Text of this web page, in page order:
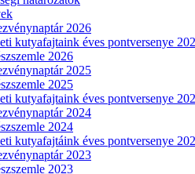
2026
kutyafajtaink éves pontversenye
2026
2025
2025
kutyafajtaink éves pontversenye
2024
2024
kutyafajtáink éves pontversenye
2023
2023